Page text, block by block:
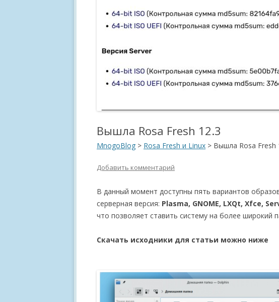
Вышла Rosa Fresh 12.3
MnogoBlog > Rosa Fresh и Linux > Вышла Rosa Fresh
Добавить комментарий
В данный момент доступны пять вариантов
серверная версия: Plasma, GNOME, LXQt, Xfce,
что позволяет ставить систему на более широкий
Скачать исходники для статьи можно ниже